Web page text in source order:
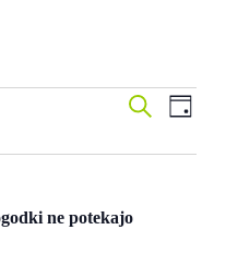
dogodki
za
in
Iskanje
Dan
ne potekajo